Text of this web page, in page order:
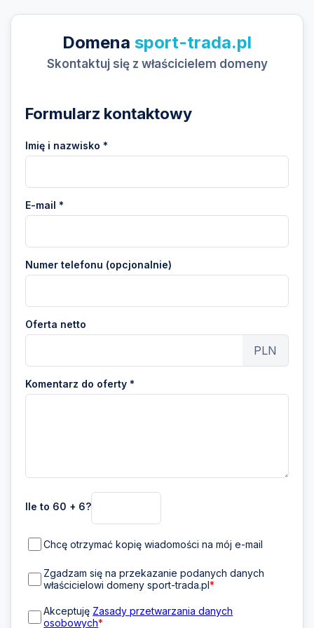
Domena sport-trada.pl
Skontaktuj się z właścicielem domeny
Formularz kontaktowy
Imię i nazwisko *
E-mail *
Numer telefonu (opcjonalnie)
Oferta netto
PLN
Komentarz do oferty *
Ile to 60 + 6?
Chcę otrzymać kopię wiadomości na mój e-mail
Zgadzam się na przekazanie podanych danych
właścicielowi domeny sport-trada.pl*
Akceptuję Zasady przetwarzania danych
osobowych*